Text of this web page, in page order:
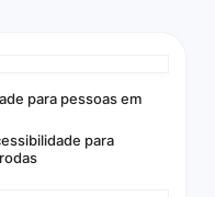
para pessoas em
para